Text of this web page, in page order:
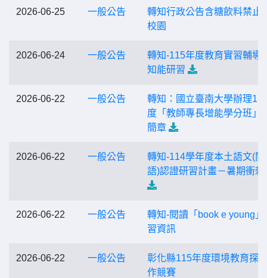
2026-06-25 一般公告
轉知行政公告含糖飲料禁止
校園
2026-06-24 一般公告
轉知-115年度教育實習輔導
知能研習
2026-06-22 一般公告
轉知：國立臺南大學辦理
度「教師專長增能學分班」
簡章
2026-06-22 一般公告
轉知-114學年度本土語文(閩
語)認證研習計畫－暑期衝刺
2026-06-22 一般公告
轉知-閱讀「book e young」
習資訊
2026-06-22 一般公告
彰化縣115年度環境教育探
作競賽